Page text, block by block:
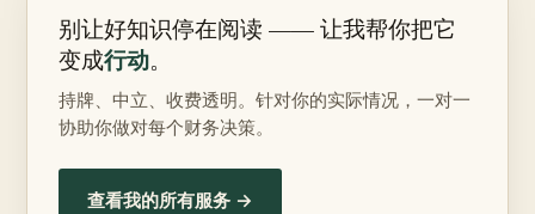
别让好知识停在阅读 —— 让我帮你把它
变成行动。
持牌、中立、收费透明。针对你的实际情况，一对一
协助你做对每个财务决策。
查看我的所有服务 →